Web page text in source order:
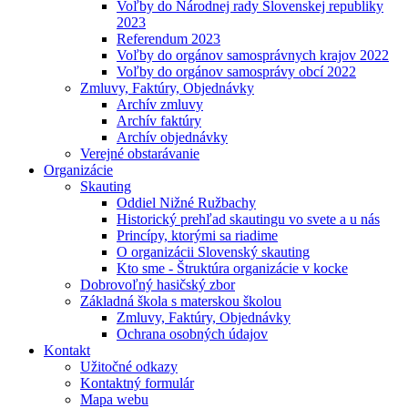
Voľby do Národnej rady Slovenskej republiky
2023
Referendum 2023
Voľby do orgánov samosprávnych krajov 2022
Voľby do orgánov samosprávy obcí 2022
Zmluvy, Faktúry, Objednávky
Archív zmluvy
Archív faktúry
Archív objednávky
Verejné obstarávanie
Organizácie
Skauting
Oddiel Nižné Ružbachy
Historický prehľad skautingu vo svete a u nás
Princípy, ktorými sa riadime
O organizácii Slovenský skauting
Kto sme - Štruktúra organizácie v kocke
Dobrovoľný hasičský zbor
Základná škola s materskou školou
Zmluvy, Faktúry, Objednávky
Ochrana osobných údajov
Kontakt
Užitočné odkazy
Kontaktný formulár
Mapa webu